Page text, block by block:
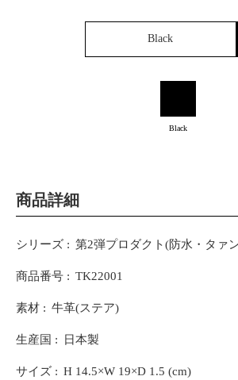
Black
Black
商品詳細
シリーズ 第2弾プロダクト(防水・タァ
商品番号 TK22001
素材 牛革(ステア)
生産国 日本製
サイズ H 14.5×W 19×D 1.5 (cm)